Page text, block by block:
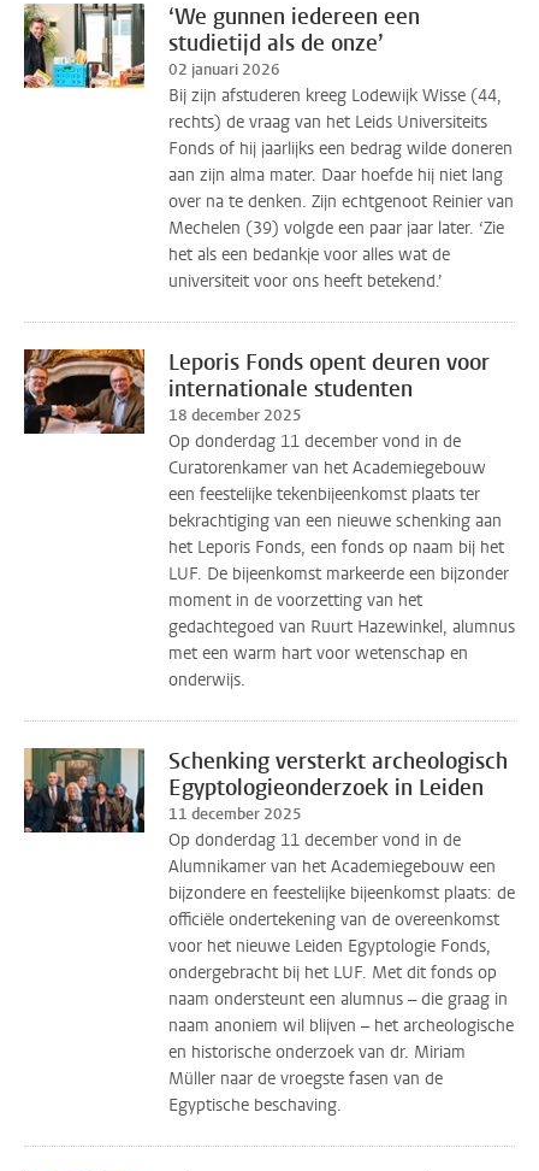
‘We gunnen iedereen een
studietijd als de onze’
02 januari 2026
Bij zijn afstuderen kreeg Lodewijk Wisse (44,
rechts) de vraag van het Leids Universiteits
Fonds of hij jaarlijks een bedrag wilde doneren
aan zijn alma mater. Daar hoefde hij niet lang
over na te denken. Zijn echtgenoot Reinier van
Mechelen (39) volgde een paar jaar later. ‘Zie
het als een bedankje voor alles wat de
universiteit voor ons heeft betekend.’
Leporis Fonds opent deuren voor
internationale studenten
18 december 2025
Op donderdag 11 december vond in de
Curatorenkamer van het Academiegebouw
een feestelijke tekenbijeenkomst plaats ter
bekrachtiging van een nieuwe schenking aan
het Leporis Fonds, een fonds op naam bij het
LUF. De bijeenkomst markeerde een bijzonder
moment in de voorzetting van het
gedachtegoed van Ruurt Hazewinkel, alumnus
met een warm hart voor wetenschap en
onderwijs.
Schenking versterkt archeologisch
Egyptologieonderzoek in Leiden
11 december 2025
Op donderdag 11 december vond in de
Alumnikamer van het Academiegebouw een
bijzondere en feestelijke bijeenkomst plaats: de
officiële ondertekening van de overeenkomst
voor het nieuwe Leiden Egyptologie Fonds,
ondergebracht bij het LUF. Met dit fonds op
naam ondersteunt een alumnus – die graag in
naam anoniem wil blijven – het archeologische
en historische onderzoek van dr. Miriam
Müller naar de vroegste fasen van de
Egyptische beschaving.